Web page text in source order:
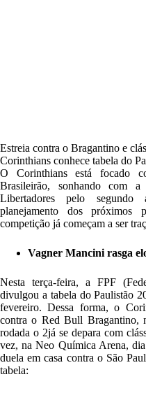
Estreia contra o Bragantino e
Corinthians conhece tabela do
O Corinthians está focado
Brasileirão, sonhando com
Libertadores pelo
planejamento dos próximos
competição já começam a ser
Vagner Mancini rasga
Nesta terça-feira, a FPF
divulgou a tabela do Paulistão
fevereiro. Dessa forma, o
contra o Red Bull Bragantino,
rodada o 2já se depara com
vez, na Neo Química Arena,
duela em casa contra o São
tabela: